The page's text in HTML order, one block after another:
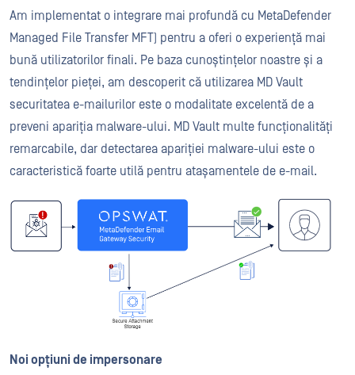
Am implementat o integrare mai profundă cu MetaDefender
Managed File Transfer MFT) pentru a oferi o experiență mai
bună utilizatorilor finali. Pe baza cunoștințelor noastre și a
tendințelor pieței, am descoperit că utilizarea MD Vault
securitatea e-mailurilor este o modalitate excelentă de a
preveni apariția malware-ului. MD Vault multe funcționalități
remarcabile, dar detectarea apariției malware-ului este o
caracteristică foarte utilă pentru atașamentele de e-mail.
Noi opțiuni de impersonare